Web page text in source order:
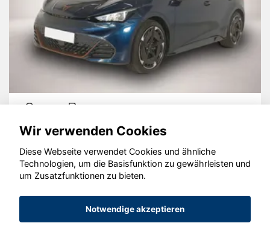
Cupra Born
© konjunkturmotor.de GmbH 2020 - 2026
Wir verwenden Cookies
Diese Webseite verwendet Cookies und ähnliche
Technologien, um die Basisfunktion zu gewährleisten und
um Zusatzfunktionen zu bieten.
Notwendige akzeptieren